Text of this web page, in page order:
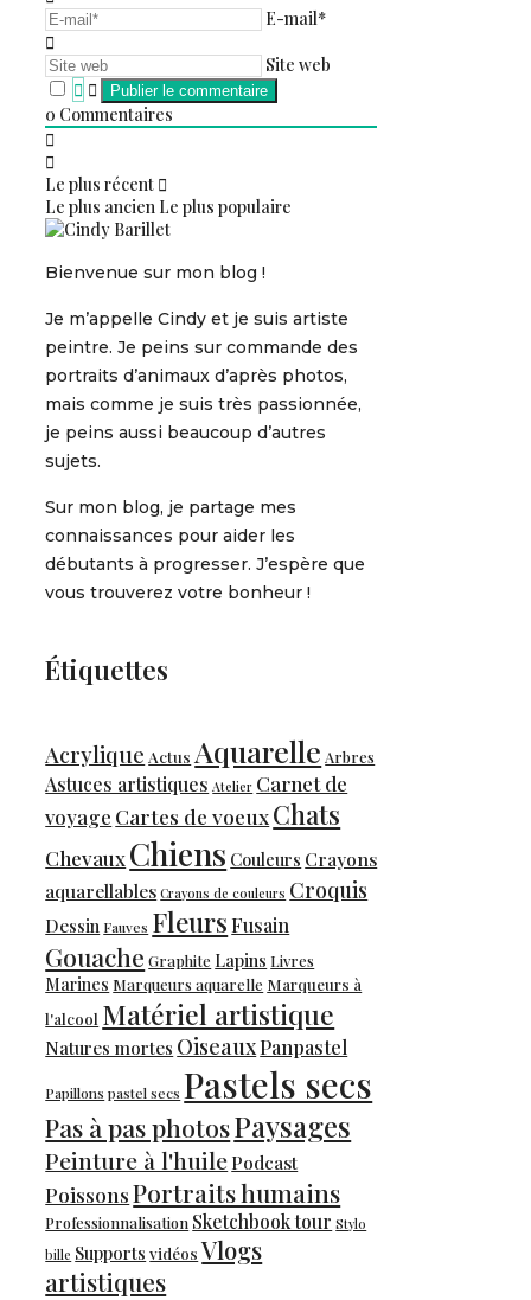
E-mail*
Site web
0 Commentaires
Le plus récent
Le plus ancien Le plus populaire
Bienvenue sur mon blog !
Je m’appelle Cindy et je suis artiste
peintre. Je peins sur commande des
portraits d’animaux d’après photos,
mais comme je suis très passionnée,
je peins aussi beaucoup d’autres
sujets.
Sur mon blog, je partage mes
connaissances pour aider les
débutants à progresser. J’espère que
vous trouverez votre bonheur !
Étiquettes
Acrylique Actus Aquarelle Arbres
Astuces artistiques Atelier Carnet de
voyage Cartes de voeuxChats
ChevauxChiens Couleurs Crayons
aquarellables Crayons de couleurs Croquis
Dessin Fauves FleursFusain
Gouache Graphite Lapins Livres
Marines Marqueurs aquarelle Marqueurs à
l'alcool Matériel artistique
Natures mortes OiseauxPanpastel
Papillons pastel secs Pastels secs
Pas à pas photosPaysages
Peinture à l'huilePodcast
PoissonsPortraits humains
Professionnalisation Sketchbook tour Stylo
bille Supports vidéos Vlogs
artistiques